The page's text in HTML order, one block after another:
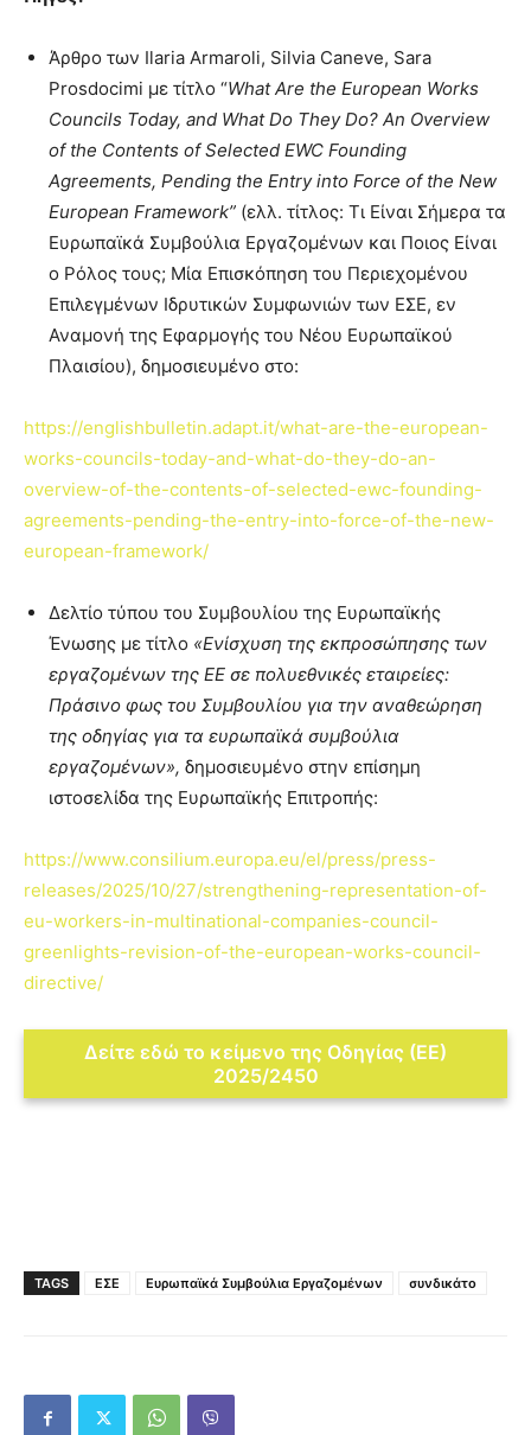
Άρθρο των Ilaria Armaroli, Silvia Caneve, Sara
Prosdocimi με τίτλο “What Are the European Works
Councils Today, and What Do They Do? An Overview
of the Contents of Selected EWC Founding
Agreements, Pending the Entry into Force of the New
European Framework” (ελλ. τίτλος: Τι Είναι Σήμερα τα
Ευρωπαϊκά Συμβούλια Εργαζομένων και Ποιος Είναι
ο Ρόλος τους; Μία Επισκόπηση του Περιεχομένου
Επιλεγμένων Ιδρυτικών Συμφωνιών των ΕΣΕ, εν
Αναμονή της Εφαρμογής του Νέου Ευρωπαϊκού
Πλαισίου), δημοσιευμένο στο:
https://englishbulletin.adapt.it/what-are-the-european-
works-councils-today-and-what-do-they-do-an-
overview-of-the-contents-of-selected-ewc-founding-
agreements-pending-the-entry-into-force-of-the-new-
european-framework/
Δελτίο τύπου του Συμβουλίου της Ευρωπαϊκής
Ένωσης με τίτλο «Ενίσχυση της εκπροσώπησης των
εργαζομένων της ΕΕ σε πολυεθνικές εταιρείες:
Πράσινο φως του Συμβουλίου για την αναθεώρηση
της οδηγίας για τα ευρωπαϊκά συμβούλια
εργαζομένων», δημοσιευμένο στην επίσημη
ιστοσελίδα της Ευρωπαϊκής Επιτροπής:
https://www.consilium.europa.eu/el/press/press-
releases/2025/10/27/strengthening-representation-of-
eu-workers-in-multinational-companies-council-
greenlights-revision-of-the-european-works-council-
directive/
Δείτε εδώ το κείμενο της Οδηγίας (ΕΕ)
2025/2450
TAGS ΕΣΕ Ευρωπαϊκά Συμβούλια Εργαζομένων συνδικάτο